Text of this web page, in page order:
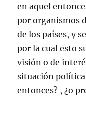
en aquel
por organismos
de los países, y
por la cual esto
visión o de
situación
entonces? , ¿o